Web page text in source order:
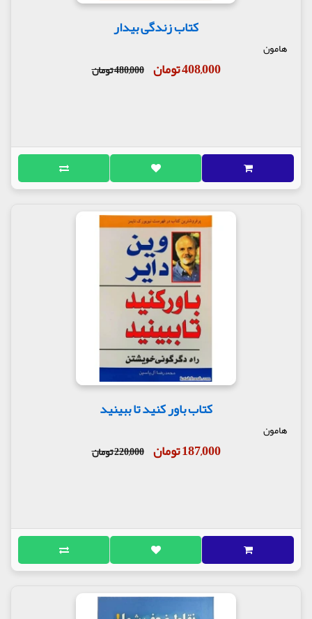
کتاب زندگی بیدار
هامون
408,000 تومان 480,000 تومان
کتاب باور کنید تا ببینید
هامون
187,000 تومان 220,000 تومان